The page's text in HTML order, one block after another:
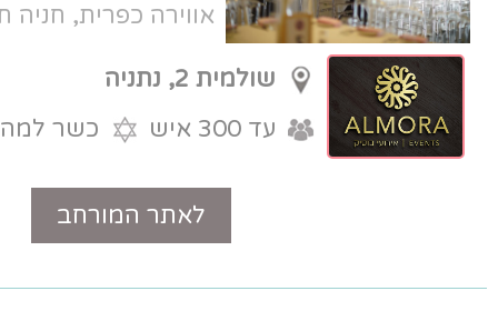
אווירה כפרית, חניה חופשית, וגישה
מהירה מכביש החוף.
שולמית 2, נתניה
כשר למהדרין
טלפון